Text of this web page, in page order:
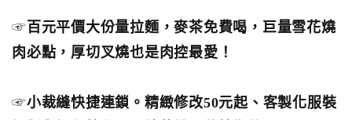
☞ 百元平價大份量拉麵，麥茶免費喝，巨量雪花燒
肉必點，厚切叉燒也是肉控最愛！
☞小裁縫快捷連鎖。精緻修改50元起、客製化服裝